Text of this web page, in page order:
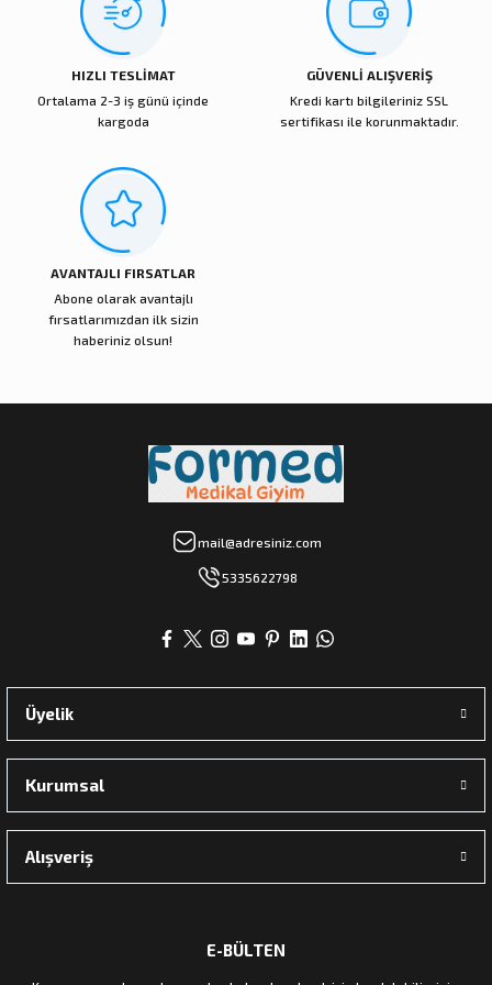
Ürün fiyatı diğer sitelerden daha pahalı.
Bu ürüne benzer farklı alternatifler olmalı.
HIZLI TESLİMAT
Ortalama 2-3 iş günü içinde
kargoda
GÜVENLİ ALIŞVERİŞ
Kredi kartı bilgileriniz SSL
sertifikası ile korunmaktadır.
AVANTAJLI FIRSATLAR
Abone olarak avantajlı
fırsatlarımızdan ilk sizin
haberiniz olsun!
mail@adresiniz.com
5335622798
Üyelik
Kurumsal
Alışveriş
E-BÜLTEN